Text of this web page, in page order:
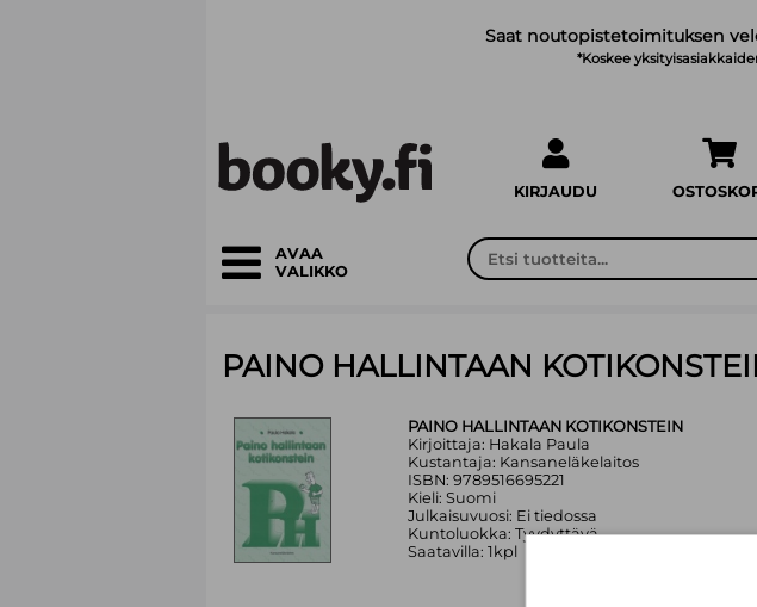
Saat noutopistetoimituksen
*Koskee
KIRJAUDU
AVAA
VALIKKO
PAINO HALLINTAAN
PAINO HALLINTAAN KOTIKONSTEIN
Kirjoittaja: Hakala Paula
Kustantaja: Kansaneläkelaitos
ISBN: 9789516695221
Kieli: Suomi
Julkaisuvuosi: Ei tiedossa
Kuntoluokka: Tyydyttävä
Saatavilla: 1kpl